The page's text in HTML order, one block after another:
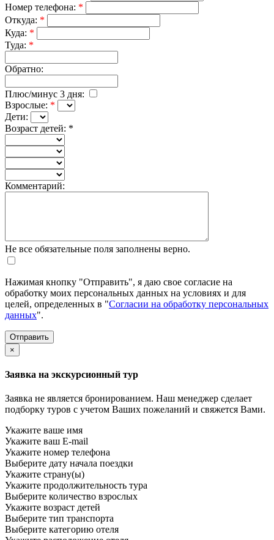
Номер телефона: *
Откуда: *
Куда: *
Туда: *
Обратно:
Плюс/минус 3 дня:
Взрослые: *
Дети:
Возраст детей: *
Комментарий:
Не все обязательные поля заполнены верно.
Нажимая кнопку "Отправить", я даю свое согласие на
обработку моих персональных данных на условиях и для
целей, определенных в "Согласии на обработку персональных
данных".
×
Заявка на экскурсионный тур
Заявка не является бронированием. Наш менеджер сделает
подборку туров с учетом Ваших пожеланий и свяжется Вами.
Укажите ваше имя
Укажите ваш E-mail
Укажите номер телефона
Выберите дату начала поездки
Укажите страну(ы)
Укажите продолжительность тура
Выберите количество взрослых
Укажите возраст детей
Выберите тип транспорта
Выберите категорию отеля